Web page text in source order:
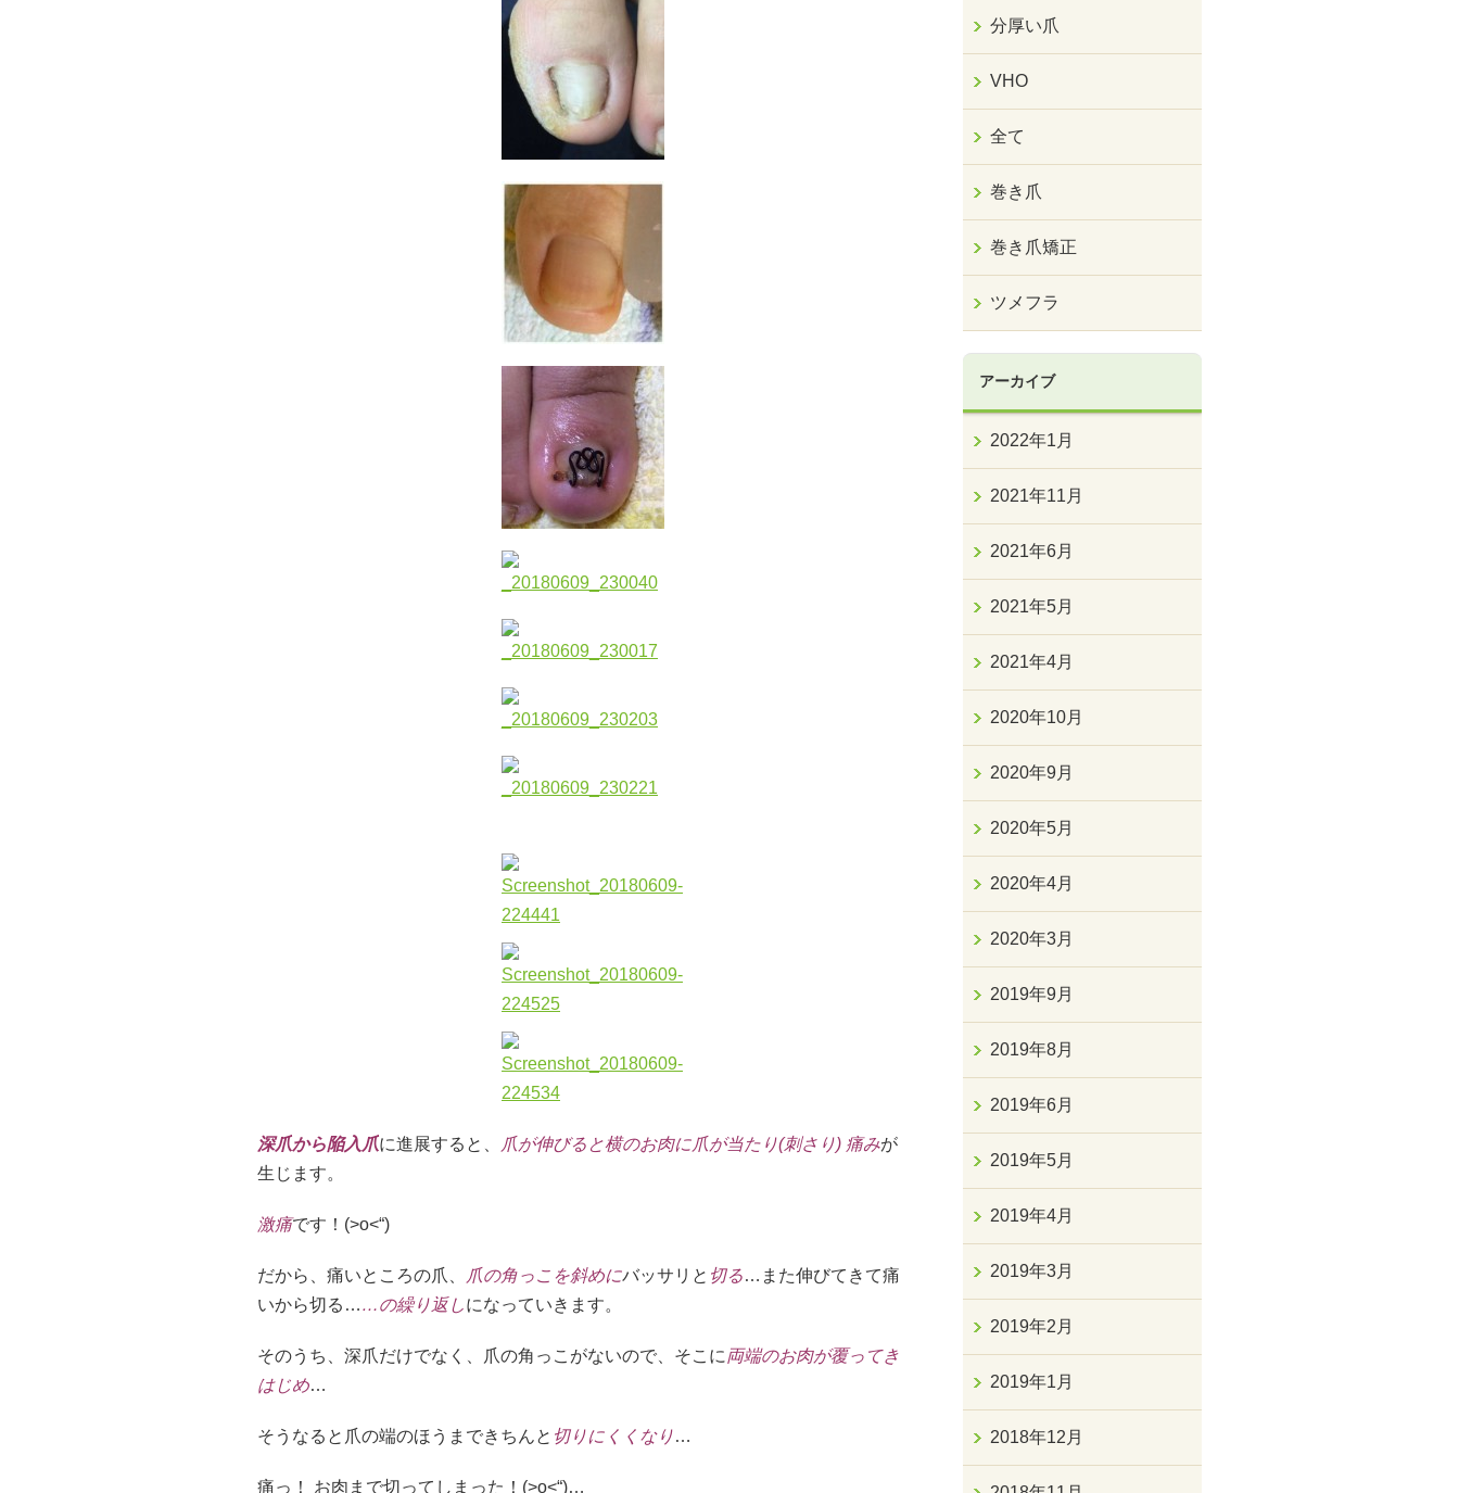
深爪から陥入爪に進展すると、 爪が伸びると横のお肉に爪が当たり(刺さり) 痛みが
生じます。
激痛です！(>o<“)
だから、痛いところの爪、 爪の角っこを斜めにバッサリと 切る…また伸びてきて痛
いから切る……の繰り返しになっていきます。
そのうち、深爪だけでなく、爪の角っこがないので、そこに 両端のお肉が覆ってき
はじめ…
そうなると爪の端のほうまできちんと 切りにくくなり…
痛っ！ お肉まで切ってしまった！(>o<“)…
分厚い爪
VHO
全て
巻き爪
巻き爪矯正
ツメフラ
アーカイブ
2022年1月
2021年11月
2021年6月
2021年5月
2021年4月
2020年10月
2020年9月
2020年5月
2020年4月
2020年3月
2019年9月
2019年8月
2019年6月
2019年5月
2019年4月
2019年3月
2019年2月
2019年1月
2018年12月